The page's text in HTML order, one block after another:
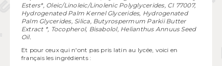
Esters*, Oleic/Linoleic/Linolenic Polyglycerides, CI 77007,
Hydrogenated Palm Kernel Glycerides, Hydrogenated
Palm Glycerides, Silica, Butyrospermum Parkii Butter
Extract *, Tocopherol, Bisabolol, Helianthus Annuus Seed
Oil.
Et pour ceux qui n'ont pas pris latin au lycée, voici en
français les ingrédients :